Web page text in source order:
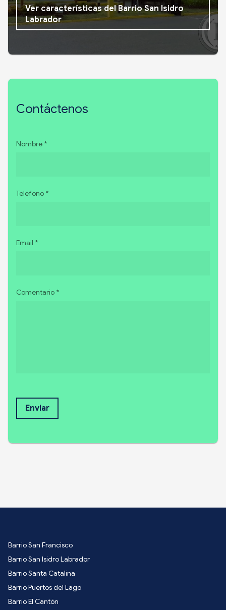
Ver características del Barrio San Isidro
Labrador
Contáctenos
Nombre *
Teléfono *
Email *
Comentario *
Enviar
Barrio San Francisco
Barrio San Isidro Labrador
Barrio Santa Catalina
Barrio Puertos del Lago
Barrio El Cantón